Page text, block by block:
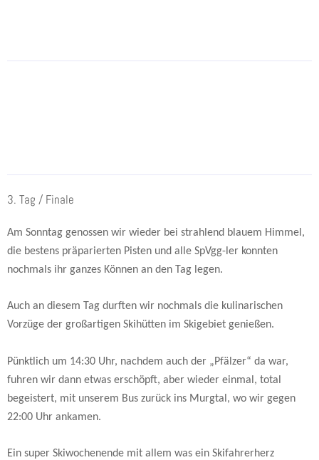
3. Tag / Finale
Am Sonntag genossen wir wieder bei strahlend blauem Himmel,
die bestens präparierten Pisten und alle SpVgg-ler konnten
nochmals ihr ganzes Können an den Tag legen.
Auch an diesem Tag durften wir nochmals die kulinarischen
Vorzüge der großartigen Skihütten im Skigebiet genießen.
Pünktlich um 14:30 Uhr, nachdem auch der „Pfälzer“ da war,
fuhren wir dann etwas erschöpft, aber wieder einmal, total
begeistert, mit unserem Bus zurück ins Murgtal, wo wir gegen
22:00 Uhr ankamen.
Ein super Skiwochenende mit allem was ein Skifahrerherz